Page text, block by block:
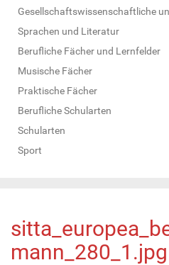
Gesellschaftswissenschaftliche
Sprachen und Literatur
Berufliche Fächer und Lernfelder
Musische Fächer
Praktische Fächer
Berufliche Schularten
Schularten
Sport
mann_280_1.jpg